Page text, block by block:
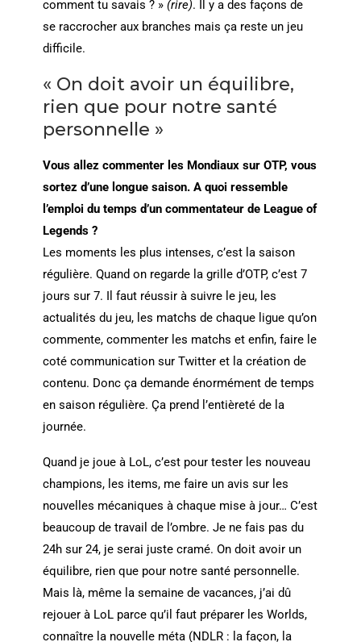
comment tu savais ? » (rire). Il y a des façons de
se raccrocher aux branches mais ça reste un jeu
difficile.
« On doit avoir un équilibre,
rien que pour notre santé
personnelle »
Vous allez commenter les Mondiaux sur OTP, vous
sortez d’une longue saison. A quoi ressemble
l’emploi du temps d’un commentateur de League of
Legends ?
Les moments les plus intenses, c’est la saison
régulière. Quand on regarde la grille d’OTP, c’est 7
jours sur 7. Il faut réussir à suivre le jeu, les
actualités du jeu, les matchs de chaque ligue qu’on
commente, commenter les matchs et enfin, faire le
coté communication sur Twitter et la création de
contenu. Donc ça demande énormément de temps
en saison régulière. Ça prend l’entièreté de la
journée.
Quand je joue à LoL, c’est pour tester les nouveau
champions, les items, me faire un avis sur les
nouvelles mécaniques à chaque mise à jour… C’est
beaucoup de travail de l’ombre. Je ne fais pas du
24h sur 24, je serai juste cramé. On doit avoir un
équilibre, rien que pour notre santé personnelle.
Mais là, même la semaine de vacances, j’ai dû
rejouer à LoL parce qu’il faut préparer les Worlds,
connaître la nouvelle méta (NDLR : la façon, la